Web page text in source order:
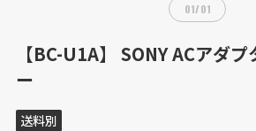
01/01
【BC-U1A】 SONY ACアダ
ー
送料別